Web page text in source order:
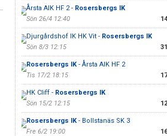
Årsta AIK HF 2 - Rosersbergs IK
Sön 26/4 12:40
Djurgårdshof IK HK Vit - Rosersbergs IK
Sön 8/3 12:15
Rosersbergs IK- Årsta AIK HF 2
Tis 17/2 18:15
HK Cliff - Rosersbergs IK
Sön 15/2 12:15
Rosersbergs IK- Bollstanäs SK 3
Fre 6/2 19:00